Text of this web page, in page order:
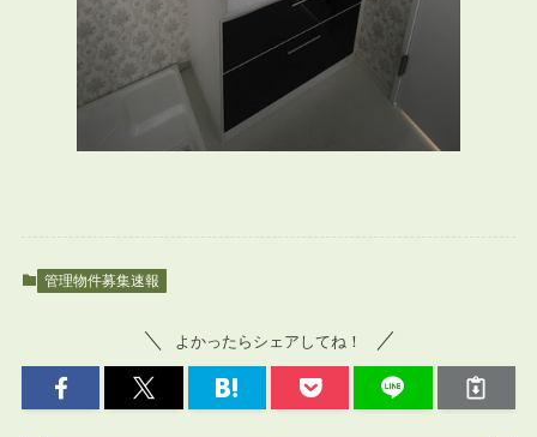
管理物件募集速報
よかったらシェアしてね！